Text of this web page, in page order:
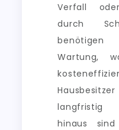
Verfall
durch
Wartung,
langfristig
hinaus